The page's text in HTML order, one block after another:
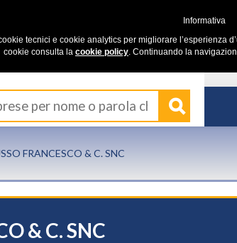
FRANCESCO & C. SNC
& C. SNC
Informativa
tecnici e cookie analytics per migliorare l’esperienza
cookie consulta la cookie policy. Continuando la